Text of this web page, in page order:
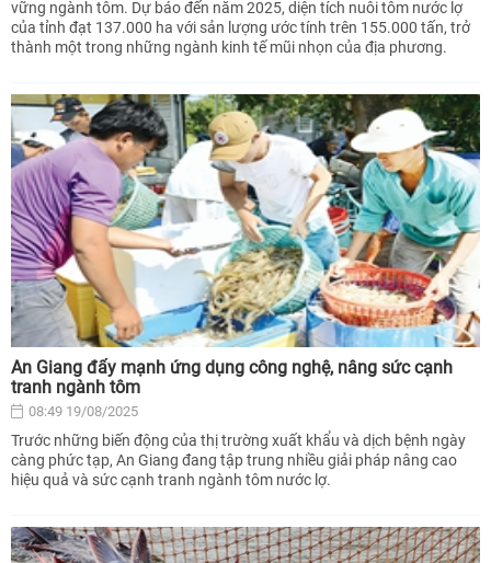
vững ngành tôm. Dự báo đến năm 2025, diện tích nuôi tôm nước lợ
của tỉnh đạt 137.000 ha với sản lượng ước tính trên 155.000 tấn, trở
thành một trong những ngành kinh tế mũi nhọn của địa phương.
An Giang đẩy mạnh ứng dụng công nghệ, nâng sức cạnh
tranh ngành tôm
08:49 19/08/2025
Trước những biến động của thị trường xuất khẩu và dịch bệnh ngày
càng phức tạp, An Giang đang tập trung nhiều giải pháp nâng cao
hiệu quả và sức cạnh tranh ngành tôm nước lợ.